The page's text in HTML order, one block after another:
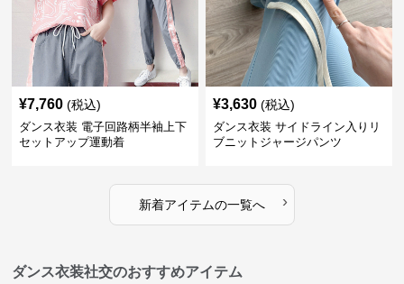
¥7,760 (税込)
ダンス衣装 電子回路柄半袖上下
セットアップ運動着
¥3,630 (税込)
ダンス衣装 サイドライン入りリ
ブニットジャージパンツ
新着アイテムの一覧へ ›
ダンス衣装社交のおすすめアイテム